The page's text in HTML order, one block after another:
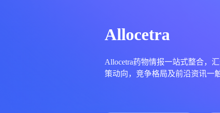
产品立项评估及管线规划
投资决策与交易估值
深度分析
投融资
时讯
基于市场数据，为您提供全面的市场
Allocetra
Allocetra药物情报一站式整合，
策动向，竞争格局及前沿资讯一